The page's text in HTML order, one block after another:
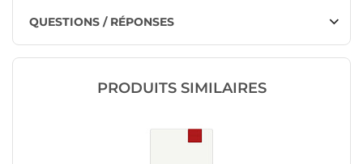
QUESTIONS / RÉPONSES
PRODUITS SIMILAIRES